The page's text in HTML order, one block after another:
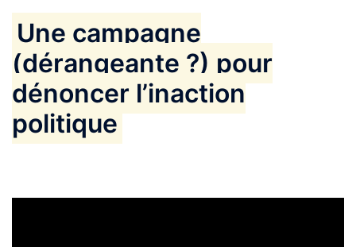
Une campagne
(dérangeante ?) pour
dénoncer l’inaction
politique